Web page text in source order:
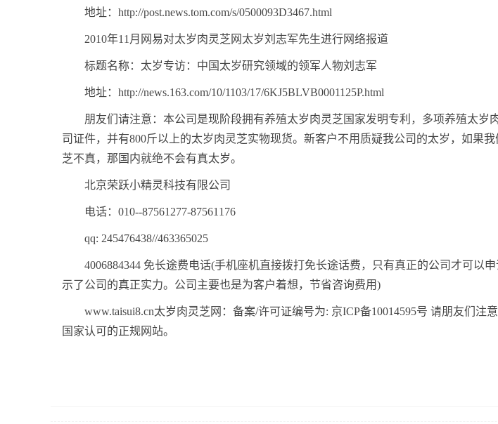
地址：http://post.news.tom.com/s/0500093D3467.html
2010年11月网易对太岁肉灵芝网太岁刘志军先生进行网络报道
标题名称：太岁专访：中国太岁研究领域的领军人物刘志军
地址：http://news.163.com/10/1103/17/6KJ5BLVB0001125P.html
朋友们请注意：本公司是现阶段拥有养殖太岁肉灵芝国家发明专利，多项养殖太岁
司证件，并有800斤以上的太岁肉灵芝实物现货。新客户不用质疑我公司的太岁，如果
芝不真，那国内就绝不会有真太岁。
北京荣跃小精灵科技有限公司
电话：010--87561277-87561176
qq: 245476438//463365025
4006884344 免长途费电话(手机座机直接拨打免长途话费，只有真正的公司才可以
示了公司的真正实力。公司主要也是为客户着想，节省咨询费用)
www.taisui8.cn太岁肉灵芝网：备案/许可证编号为: 京ICP备10014595号 请朋友们注
国家认可的正规网站。